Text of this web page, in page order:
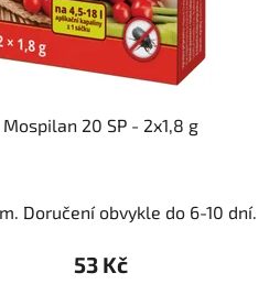
Mospilan 20 SP - 2x1,8 g
Doručení obvykle do 6-10 dní.
53 Kč